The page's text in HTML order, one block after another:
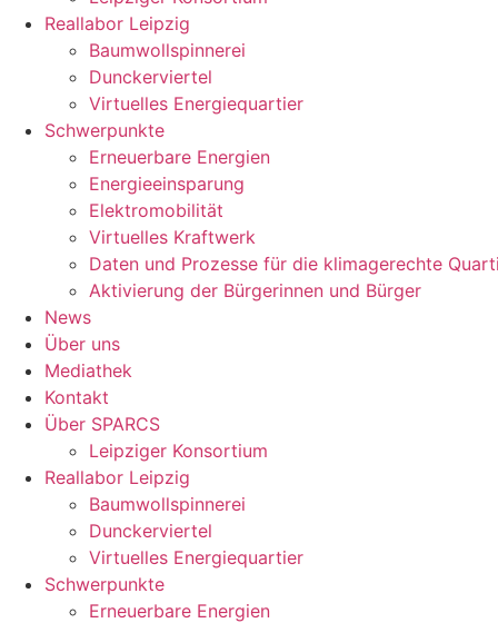
Reallabor Leipzig
Baumwollspinnerei
Dunckerviertel
Virtuelles Energiequartier
Schwerpunkte
Erneuerbare Energien
Energieeinsparung
Elektromobilität
Virtuelles Kraftwerk
Daten und Prozesse für die klimagerechte
Aktivierung der Bürgerinnen und Bürger
News
Über uns
Mediathek
Kontakt
Über SPARCS
Leipziger Konsortium
Reallabor Leipzig
Baumwollspinnerei
Dunckerviertel
Virtuelles Energiequartier
Schwerpunkte
Erneuerbare Energien